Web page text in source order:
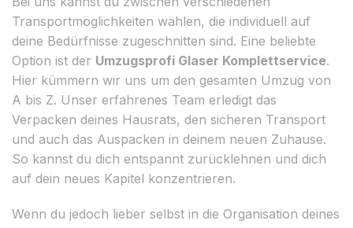
Transportmöglichkeiten wählen, die individuell auf
deine Bedürfnisse zugeschnitten sind. Eine beliebte
Option ist der Umzugsprofi Glaser Komplettservice.
Hier kümmern wir uns um den gesamten Umzug von
A bis Z. Unser erfahrenes Team erledigt das
Verpacken deines Hausrats, den sicheren Transport
und auch das Auspacken in deinem neuen Zuhause.
So kannst du dich entspannt zurücklehnen und dich
auf dein neues Kapitel konzentrieren.
Wenn du jedoch lieber selbst in die Organisation deines